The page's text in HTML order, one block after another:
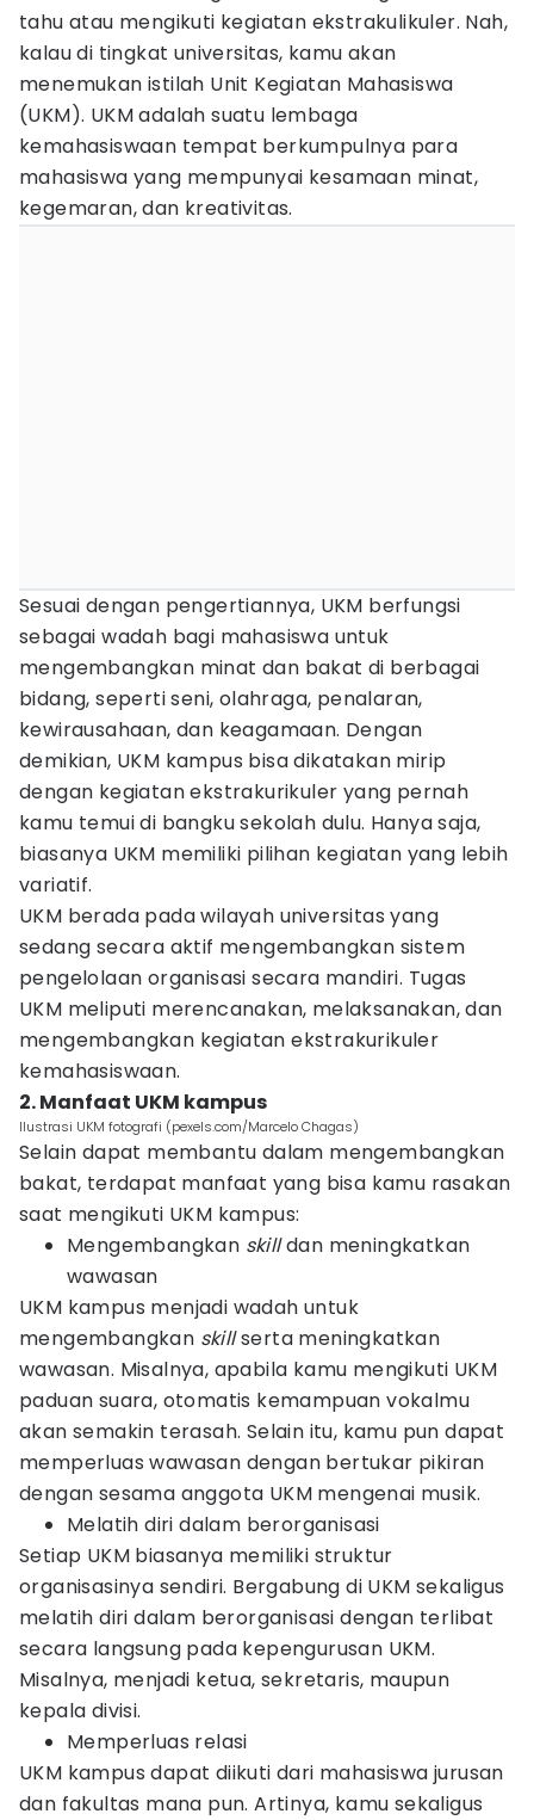
tahu atau mengikuti kegiatan ekstrakulikuler. Nah,
kalau di tingkat universitas, kamu akan
menemukan istilah Unit Kegiatan Mahasiswa
(UKM). UKM adalah suatu lembaga
kemahasiswaan tempat berkumpulnya para
mahasiswa yang mempunyai kesamaan minat,
kegemaran, dan kreativitas.
Sesuai dengan pengertiannya, UKM berfungsi
sebagai wadah bagi mahasiswa untuk
mengembangkan minat dan bakat di berbagai
bidang, seperti seni, olahraga, penalaran,
kewirausahaan, dan keagamaan. Dengan
demikian, UKM kampus bisa dikatakan mirip
dengan kegiatan ekstrakurikuler yang pernah
kamu temui di bangku sekolah dulu. Hanya saja,
biasanya UKM memiliki pilihan kegiatan yang lebih
variatif.
UKM berada pada wilayah universitas yang
sedang secara aktif mengembangkan sistem
pengelolaan organisasi secara mandiri. Tugas
UKM meliputi merencanakan, melaksanakan, dan
mengembangkan kegiatan ekstrakurikuler
kemahasiswaan.
2. Manfaat UKM kampus
Ilustrasi UKM fotografi (pexels.com/Marcelo Chagas)
Selain dapat membantu dalam mengembangkan
bakat, terdapat manfaat yang bisa kamu rasakan
saat mengikuti UKM kampus:
Mengembangkan skilldan meningkatkan
wawasan
UKM kampus menjadi wadah untuk
mengembangkan skillserta meningkatkan
wawasan. Misalnya, apabila kamu mengikuti UKM
paduan suara, otomatis kemampuan vokalmu
akan semakin terasah. Selain itu, kamu pun dapat
memperluas wawasan dengan bertukar pikiran
dengan sesama anggota UKM mengenai musik.
Melatih diri dalam berorganisasi
Setiap UKM biasanya memiliki struktur
organisasinya sendiri. Bergabung di UKM sekaligus
melatih diri dalam berorganisasi dengan terlibat
secara langsung pada kepengurusan UKM.
Misalnya, menjadi ketua, sekretaris, maupun
kepala divisi.
Memperluas relasi
UKM kampus dapat diikuti dari mahasiswa jurusan
dan fakultas mana pun. Artinya, kamu sekaligus